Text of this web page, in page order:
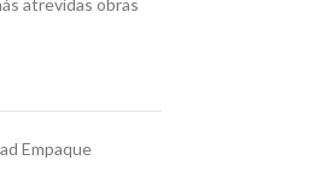
atrevidas obras
Empaque